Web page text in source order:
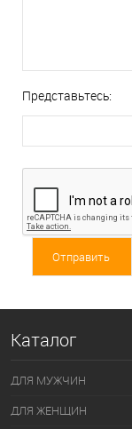
Представьтесь:
Каталог
ДЛЯ МУЖЧИН
ДЛЯ ЖЕНЩИН